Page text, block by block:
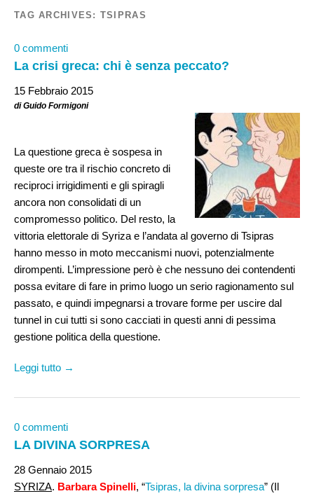
TAG ARCHIVES: TSIPRAS
0 commenti
La crisi greca: chi è senza peccato?
15 Febbraio 2015
di Guido Formigoni
La questione greca è sospesa in
queste ore tra il rischio concreto di
reciproci irrigidimenti e gli spiragli
ancora non consolidati di un
compromesso politico. Del resto, la
vittoria elettorale di Syriza e l’andata al governo di Tsipras
hanno messo in moto meccanismi nuovi, potenzialmente
dirompenti. L’impressione però è che nessuno dei contendenti
possa evitare di fare in primo luogo un serio ragionamento sul
passato, e quindi impegnarsi a trovare forme per uscire dal
tunnel in cui tutti si sono cacciati in questi anni di pessima
gestione politica della questione.
Leggi tutto →
0 commenti
LA DIVINA SORPRESA
28 Gennaio 2015
SYRIZA. Barbara Spinelli, “Tsipras, la divina sorpresa” (Il